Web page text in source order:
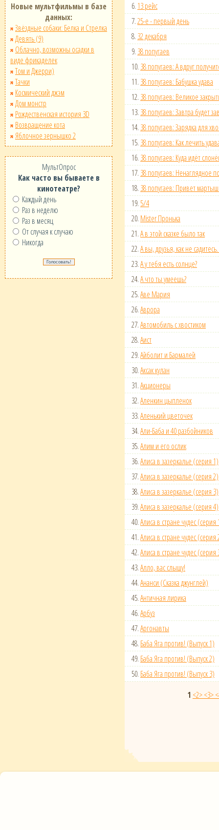
Новые мультфильмы в базе
данных:
Звёздные собаки: Белка и Стрелка
Девять (9)
Облачно, возможны осадки в
виде фрикаделек
Том и Джерри)
Тачки
Космический джэм
Дом монстр
Рождественская история 3D
Возвращение кота
Яблочное зернышко 2
МультОпрос
Как часто вы бываете в
кинотеатре?
Каждый день
Раз в неделю
Раз в месяц
От случая к случаю
Никогда
6. 13 рейс
7.25-е - первый день
8. 32 декабря
9. 38 попугаев
10. 38 попугаев: А вдруг
11. 38 попугаев: Бабушка удава
12. 38 попугаев: Великое
13. 38 попугаев: Завтра будет
14. 38 попугаев: Зарядка для
15. 38 попугаев: Как лечить
16. 38 попугаев: Куда идёт
17. 38 попугаев: Ненаглядное
18. 38 попугаев: Привет
19. 5/4
20. Mister Пронька
21.А в этой сказке было так
22.А вы, друзья, как не
23.А у тебя есть солнце?
24.А что ты умеешь?
25.Аве Мария
26.Аврора
27.Автомобиль с хвостиком
28.Аист
29.Айболит и Бармалей
30.Аксак кулан
31.Акционеры
32.Аленкин цыпленок
33.Аленький цветочек
34.Али-Баба и 40 разбойников
35.Алим и его ослик
36.Алиса в зазеркалье (серия 1)
37.Алиса в зазеркалье (серия 2)
38.Алиса в зазеркалье (серия 3)
39.Алиса в зазеркалье (серия 4)
40.Алиса в стране чудес (серия
41.Алиса в стране чудес (серия
42.Алиса в стране чудес (серия
43.Алло, вас слышу!
44.Ананси (Сказка джунглей)
45.Античная лирика
46.Арбуз
47.Аргонавты
48. Баба Яга против! (Выпуск 1)
49. Баба Яга против! (Выпуск 2)
50. Баба Яга против! (Выпуск 3)
1 <2><3>